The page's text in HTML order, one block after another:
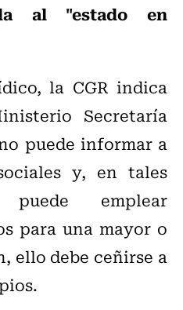
al "estado en
la CGR indica
Secretaría
puede informar a
y, en tales
puede emplear
para una mayor o
ello debe ceñirse a